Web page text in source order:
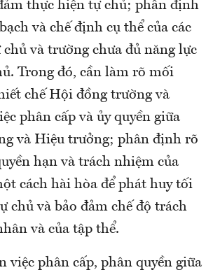
thực hiện tự chủ; phân định
và chế định cụ thể của các
và trường chưa đủ năng lực
Trong đó, cần làm rõ mối
chế Hội đồng trường và
phân cấp và ủy quyền giữa
và Hiệu trưởng; phân định rõ
hạn và trách nhiệm của
cách hài hòa để phát huy tối
chủ và bảo đảm chế độ trách
và của tập thể.
việc phân cấp, phân quyền giữa